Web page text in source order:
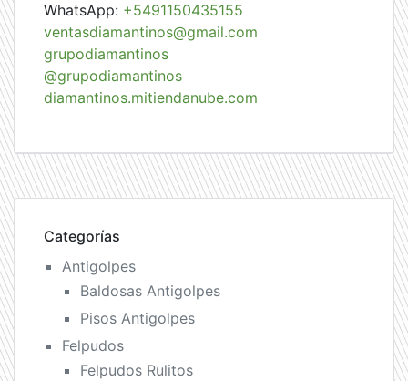
WhatsApp: +5491150435155
ventasdiamantinos@gmail.com
grupodiamantinos
@grupodiamantinos
diamantinos.mitiendanube.com
Categorías
Antigolpes
Baldosas Antigolpes
Pisos Antigolpes
Felpudos
Felpudos Rulitos